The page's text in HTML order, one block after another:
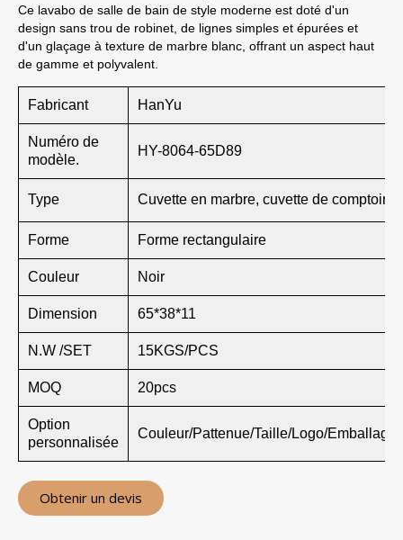
Ce lavabo de salle de bain de style moderne est doté d'un
design sans trou de robinet, de lignes simples et épurées et
d'un glaçage à texture de marbre blanc, offrant un aspect haut
de gamme et polyvalent.
Fabricant HanYu
Numéro de
modèle.
HY-8064-65D89
Type Cuvette en marbre, cuvette de comptoir
Forme Forme rectangulaire
Couleur Noir
Dimension 65*38*11
N.W /SET 15KGS/PCS
MOQ 20pcs
Option
personnalisée
Couleur/Pattenue/Taille/Logo/Emballage
Obtenir un devis